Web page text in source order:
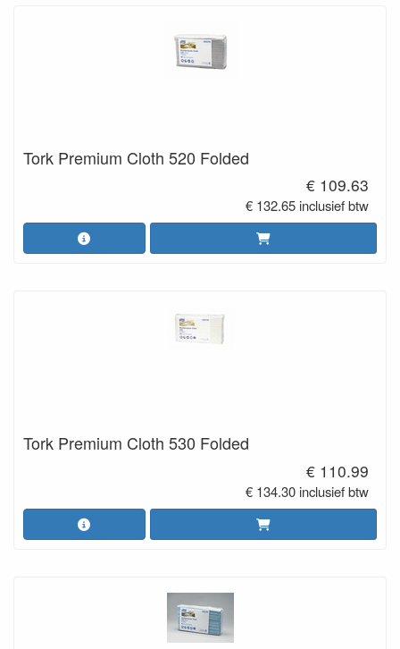
Tork Premium Cloth 520 Folded
€ 109.63
€ 132.65 inclusief btw
Tork Premium Cloth 530 Folded
€ 110.99
€ 134.30 inclusief btw